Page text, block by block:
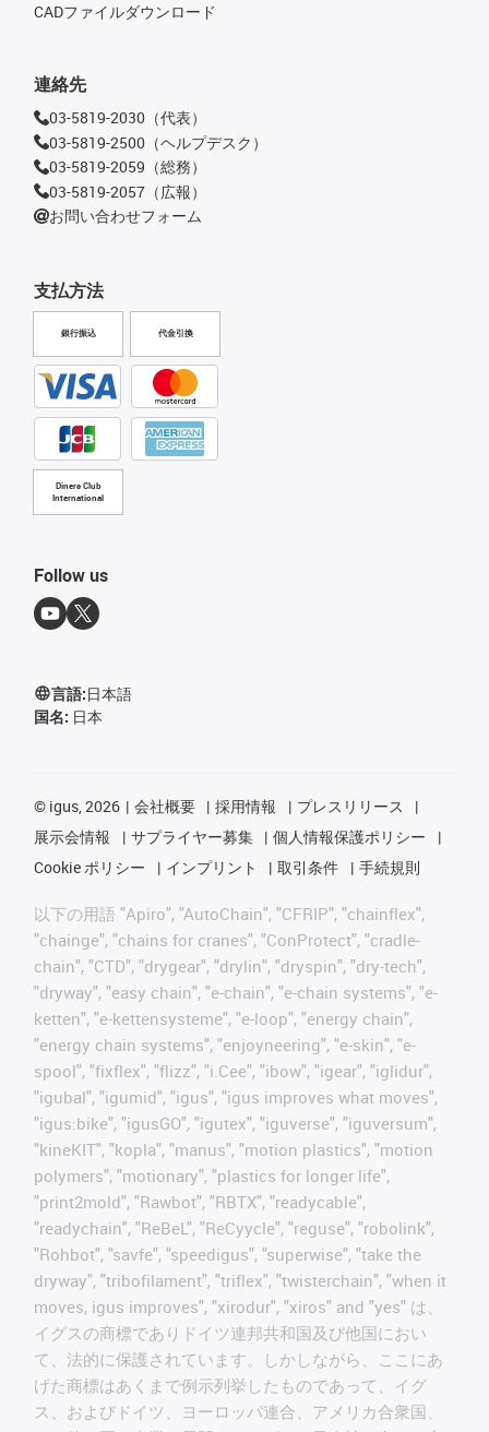
支払方法
銀行振込 代金引換
Diners Club
International
CADファイルダウンロード
連絡先
03-5819-2030（代表）
03-5819-2500（ヘルプデスク）
03-5819-2059（総務）
03-5819-2057（広報）
お問い合わせフォーム
Follow us
言語:日本語
国名: 日本
© igus, 2026 会社概要 採用情報
プレスリリース
展示会情報
サプライヤー募集
個人情報保護ポリシー
Cookie ポリシー
インプリント 取引条件 手続規則
以下の用語 "Apiro", "AutoChain", "CFRIP", "chainflex",
"chainge", "chains for cranes", "ConProtect", "cradle-
chain", "CTD", "drygear", "drylin", "dryspin", "dry-tech",
"dryway", "easy chain", "e-chain", "e-chain systems", "e-
ketten", "e-kettensysteme", "e-loop", "energy chain",
"energy chain systems", "enjoyneering", "e-skin", "e-
spool", "fixflex", "flizz", "i.Cee", "ibow", "igear", "iglidur",
"igubal", "igumid", "igus", "igus improves what moves",
"igus:bike", "igusGO", "igutex", "iguverse", "iguversum",
"kineKIT", "kopla", "manus", "motion plastics", "motion
polymers", "motionary", "plastics for longer life",
"print2mold", "Rawbot", "RBTX", "readycable",
"readychain", "ReBeL", "ReCyycle", "reguse", "robolink",
"Rohbot", "savfe", "speedigus", "superwise", "take the
dryway", "tribofilament", "triflex", "twisterchain", "when it
moves, igus improves", "xirodur", "xiros" and "yes" は、
イグスの商標でありドイツ連邦共和国及び他国におい
て、法的に保護されています。しかしながら、ここにあ
げた商標はあくまで例示列挙したものであって、イグ
ス、およびドイツ、ヨーロッパ連合、アメリカ合衆国、